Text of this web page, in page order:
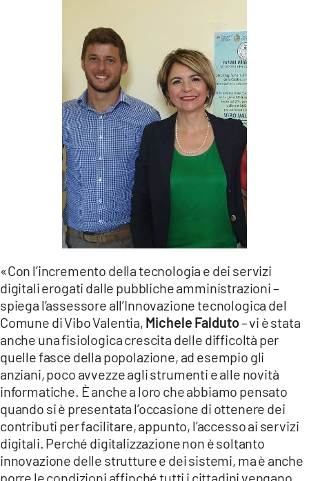
«Con l’incremento della tecnologia e dei servizi
digitali erogati dalle pubbliche amministrazioni –
spiega l’assessore all’Innovazione tecnologica del
Comune di Vibo Valentia, Michele Falduto– vi è stata
anche una fisiologica crescita delle difficoltà per
quelle fasce della popolazione, ad esempio gli
anziani, poco avvezze agli strumenti e alle novità
informatiche. È anche a loro che abbiamo pensato
quando si è presentata l’occasione di ottenere dei
contributi per facilitare, appunto, l’accesso ai servizi
digitali. Perché digitalizzazione non è soltanto
innovazione delle strutture e dei sistemi, ma è anche
porre le condizioni affinché tutti i cittadini vengano